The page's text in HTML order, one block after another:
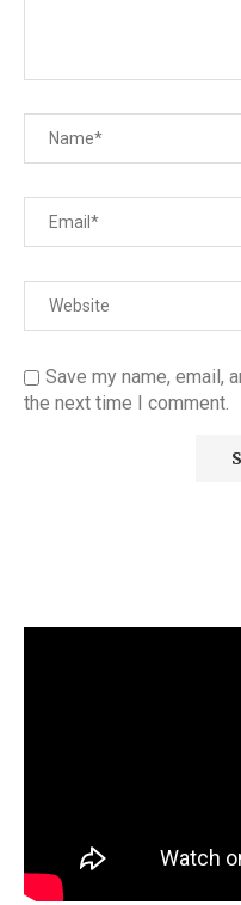
Save my name, email,
the next time I comment.